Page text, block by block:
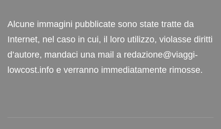
Alcune immagini pubblicate sono state tratte da
Internet, nel caso in cui, il loro utilizzo, violasse diritti
d’autore, mandaci una mail a redazione@viaggi-
lowcost.info e verranno immediatamente rimosse.